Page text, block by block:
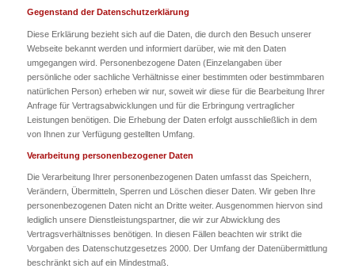
Gegenstand der Datenschutzerklärung
Diese Erklärung bezieht sich auf die Daten, die durch den Besuch unserer
Webseite bekannt werden und informiert darüber, wie mit den Daten
umgegangen wird. Personenbezogene Daten (Einzelangaben über
persönliche oder sachliche Verhältnisse einer bestimmten oder bestimmbaren
natürlichen Person) erheben wir nur, soweit wir diese für die Bearbeitung Ihrer
Anfrage für Vertragsabwicklungen und für die Erbringung vertraglicher
Leistungen benötigen. Die Erhebung der Daten erfolgt ausschließlich in dem
von Ihnen zur Verfügung gestellten Umfang.
Verarbeitung personenbezogener Daten
Die Verarbeitung Ihrer personenbezogenen Daten umfasst das Speichern,
Verändern, Übermitteln, Sperren und Löschen dieser Daten. Wir geben Ihre
personenbezogenen Daten nicht an Dritte weiter. Ausgenommen hiervon sind
lediglich unsere Dienstleistungspartner, die wir zur Abwicklung des
Vertragsverhältnisses benötigen. In diesen Fällen beachten wir strikt die
Vorgaben des Datenschutzgesetzes 2000. Der Umfang der Datenübermittlung
beschränkt sich auf ein Mindestmaß.